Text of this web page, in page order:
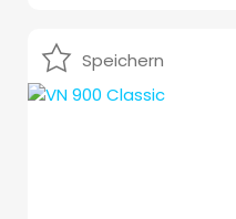
Speichern